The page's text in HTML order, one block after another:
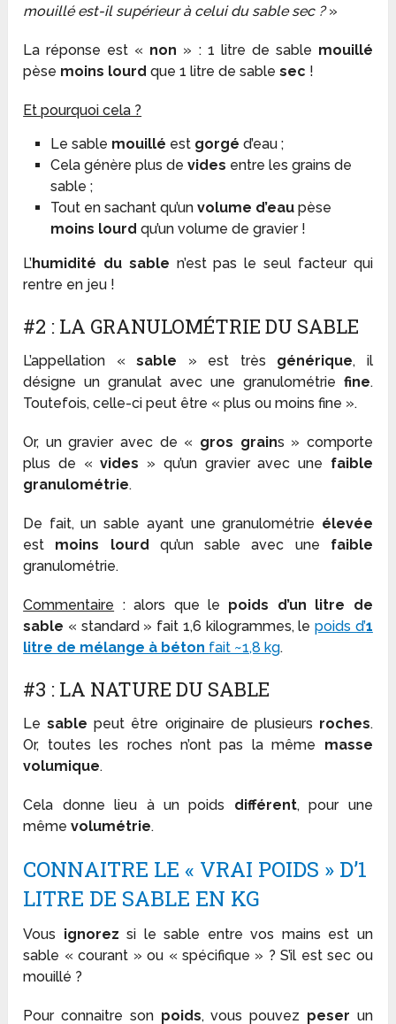
mouillé est-il supérieur à celui du sable sec ?»
La réponse est « non » : 1 litre de sable mouillé
pèse moins lourdque 1 litre de sablesec !
Et pourquoi cela ?
Le sable mouillé est gorgé d’eau ;
Cela génère plus de vides entre les grains de
sable ;
Tout en sachant qu’un volume d’eaupèse
moins lourd qu’un volume de gravier !
L’humidité du sable n’est pas le seul facteur qui
rentre en jeu !
#2 : LA GRANULOMÉTRIE DU SABLE
L’appellation «sable » est très générique, il
désigne un granulat avec une granulométrie fine.
Toutefois, celle-ci peut être « plus ou moins fine ».
Or, un gravier avec de « gros grains » comporte
plus de «vides » qu’un gravier avec une faible
granulométrie.
De fait, un sable ayant une granulométrie élevée
est moins lourd qu’un sable avec une faible
granulométrie.
Commentaire : alors que le poids d’un litre de
sable « standard » fait 1,6 kilogrammes, lepoids d’1
litre de mélange à béton fait ~1,8 kg.
#3 : LA NATURE DU SABLE
Lesable peut être originaire de plusieurs roches.
Or, toutes les roches n’ont pas la même masse
volumique.
Cela donne lieu à un poids différent, pour une
mêmevolumétrie.
CONNAITRE LE « VRAI POIDS » D’1
LITRE DE SABLE EN KG
Vous ignorez si le sable entre vos mains est un
sable « courant » ou « spécifique » ? S’il est sec ou
mouillé ?
Pour connaitre son poids, vous pouvez peser un